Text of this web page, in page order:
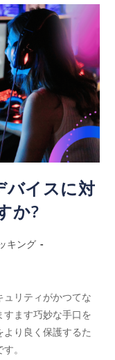
バイスに対
か?
キング
リティがかつてな
ます巧妙な手口を
り良く保護するた
。